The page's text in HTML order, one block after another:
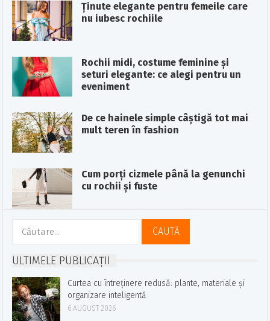
Ținute elegante pentru femeile care
nu iubesc rochiile
Rochii midi, costume feminine și
seturi elegante: ce alegi pentru un
eveniment
De ce hainele simple câștigă tot mai
mult teren în fashion
Cum porți cizmele până la genunchi
cu rochii și fuste
Caută
după:
ULTIMELE PUBLICAȚII
Curtea cu întreținere redusă: plante, materiale și
organizare inteligentă
6 AUGUST 2026